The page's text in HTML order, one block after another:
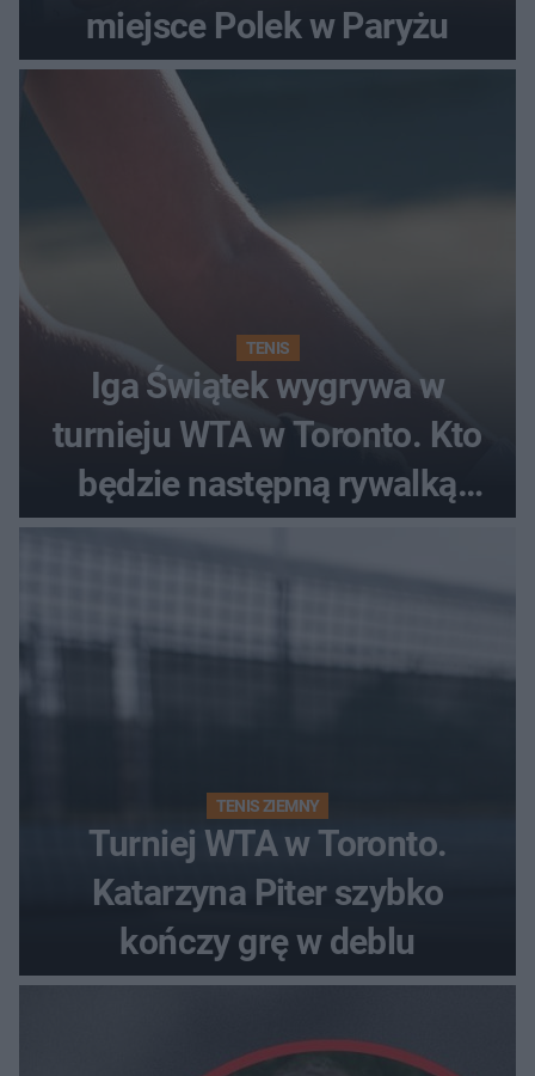
miejsce Polek w Paryżu
TENIS
Iga Świątek wygrywa w
turnieju WTA w Toronto. Kto
będzie następną rywalką
TENIS ZIEMNY
Turniej WTA w Toronto.
Katarzyna Piter szybko
kończy grę w deblu